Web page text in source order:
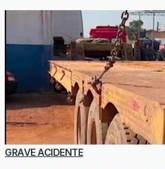
GRAVE ACIDENTE